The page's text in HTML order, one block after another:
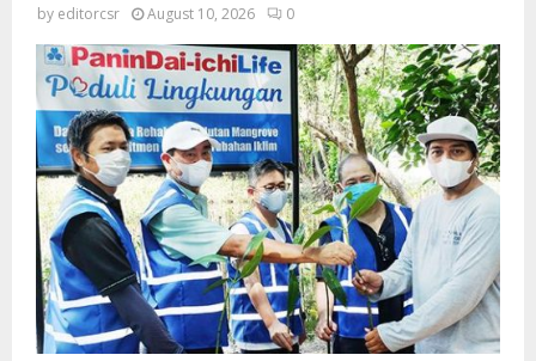
by editorcsr August 10, 2026 0